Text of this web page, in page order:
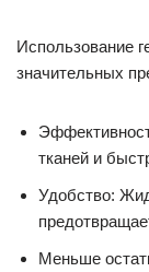
Использование
значительных
тканей и
Удобство:
Меньше